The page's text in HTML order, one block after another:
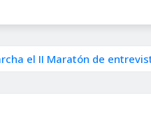
el II Maratón de